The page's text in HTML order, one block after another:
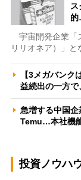
宇宙開発企業「
リリオネア）」
【3メガバン
益続出の一方
急増する中国
Temu…本社機
投資ノウハ